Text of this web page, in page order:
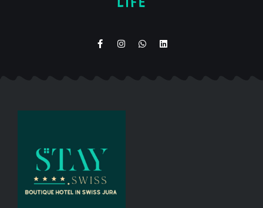
LIFE